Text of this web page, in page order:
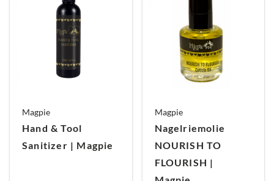
Magpie
Hand & Tool
Sanitizer | Magpie
Magpie
Nagelriemolie
NOURISH TO
FLOURISH |